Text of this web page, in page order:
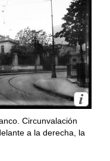
Circunvalación
a la derecha, la